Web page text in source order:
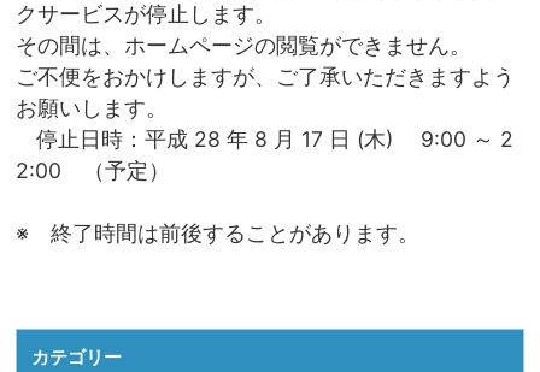
クサービスが停止します。
その間は、ホームページの閲覧ができません。
ご不便をおかけしますが、ご了承いただきますよう
お願いします。
停止日時：平成 28 年 8 月 17 日 (木) 9:00 ～ 2
2:00 （予定）
※ 終了時間は前後することがあります。
カテゴリー